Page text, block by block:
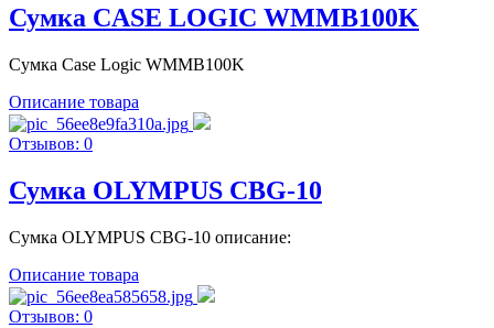
Сумка CASE LOGIC WMMB100K
Сумка Case Logic WMMB100K
Описание товара
Отзывов: 0
Сумка OLYMPUS CBG-10
Сумка OLYMPUS CBG-10 описание:
Описание товара
Отзывов: 0